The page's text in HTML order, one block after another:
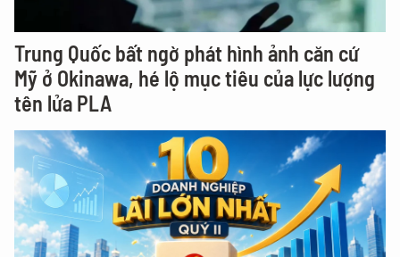
Trung Quốc bất ngờ phát hình ảnh căn cứ
Mỹ ở Okinawa, hé lộ mục tiêu của lực lượng
tên lửa PLA